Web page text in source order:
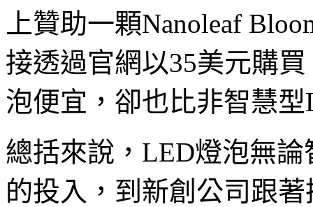
上贊助一顆Nanoleaf
接透過官網以35美元購
泡便宜，卻也比非智慧
總括來說，LED燈泡無
的投入，到新創公司跟